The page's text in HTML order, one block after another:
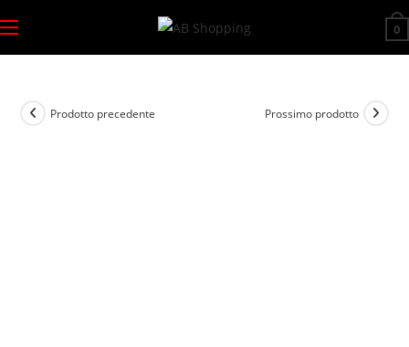
al
contenuto
0
Prodotto precedente Prossimo prodotto